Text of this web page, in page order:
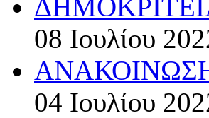
08 Ιουλίου
04 Ιουλίου